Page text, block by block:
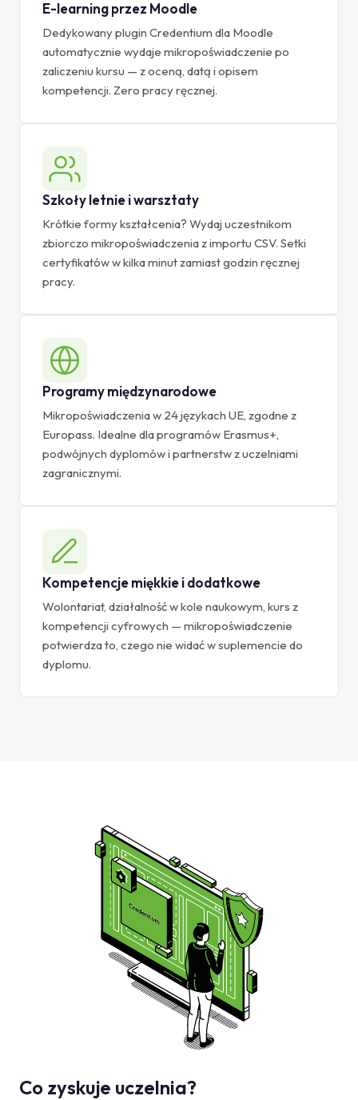
E-learning przez Moodle
Dedykowany plugin Credentium dla Moodle
automatycznie wydaje mikropoświadczenie po
zaliczeniu kursu — z oceną, datą i opisem
kompetencji. Zero pracy ręcznej.
Szkoły letnie i warsztaty
Krótkie formy kształcenia? Wydaj uczestnikom
zbiorczo mikropoświadczenia z importu CSV. Setki
certyfikatów w kilka minut zamiast godzin ręcznej
pracy.
Programy międzynarodowe
Mikropoświadczenia w 24 językach UE, zgodne z
Europass. Idealne dla programów Erasmus+,
podwójnych dyplomów i partnerstw z uczelniami
zagranicznymi.
Kompetencje miękkie i dodatkowe
Wolontariat, działalność w kole naukowym, kurs z
kompetencji cyfrowych — mikropoświadczenie
potwierdza to, czego nie widać w suplemencie do
dyplomu.
Co zyskuje uczelnia?